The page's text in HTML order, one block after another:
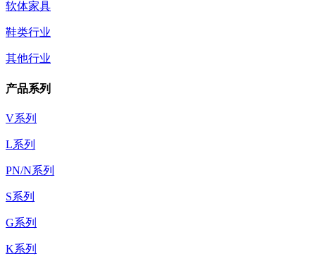
软体家具
鞋类行业
其他行业
产品系列
V系列
L系列
PN/N系列
S系列
G系列
K系列